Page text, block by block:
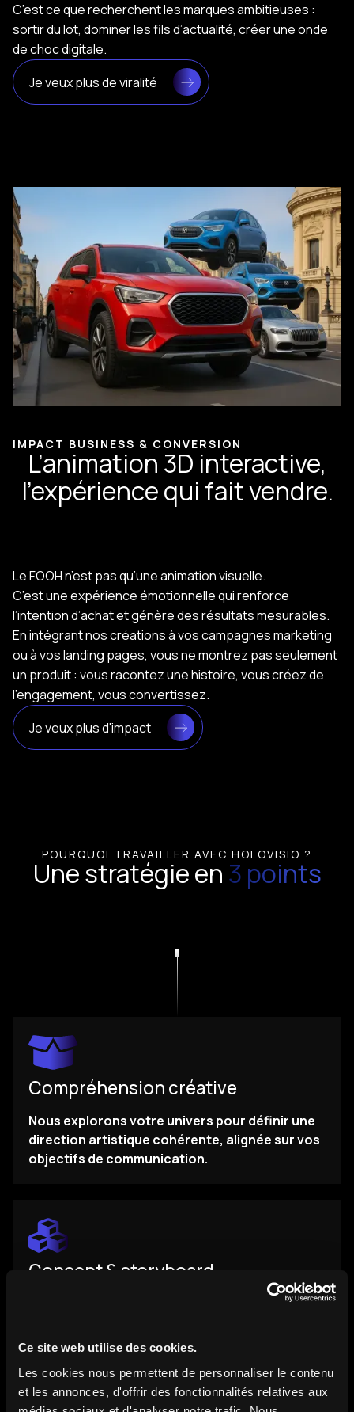
Ce site web utilise des cookies.
Les cookies nous permettent de personnaliser le contenu
et les annonces, d'offrir des fonctionnalités relatives aux
C’est ce que recherchent les marques ambitieuses :
sortir du lot, dominer les fils d’actualité, créer une onde
de choc digitale.
Je veux plus de viralité
IMPACT BUSINESS & CONVERSION
L’animation 3D interactive,
l’expérience qui fait vendre.
Le FOOH n’est pas qu’une animation visuelle.
C’est une expérience émotionnelle qui renforce
l’intention d’achat et génère des résultats mesurables.
En intégrant nos créations à vos campagnes marketing
ou à vos landing pages, vous ne montrez pas seulement
un produit : vous racontez une histoire, vous créez de
l’engagement, vous convertissez.
Je veux plus d'impact
POURQUOI TRAVAILLER AVEC HOLOVISIO ?
Une stratégie en 3 points
Compréhension créative
Nous explorons votre univers pour définir une
direction artistique cohérente, alignée sur vos
objectifs de communication.
Concept & storyboard
Nous élaborons un scénario visuel clair pour
garantir sens, fluidité et impact.